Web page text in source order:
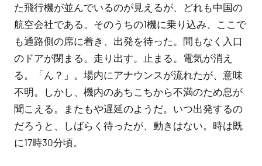
た飛行機が並んでいるのが見えるが、どれも中国の
航空会社である。そのうちの1機に乗り込み、ここで
も通路側の席に着き、出発を待った。間もなく入口
のドアが閉まる。走り出す。止まる。電気が消え
る。「ん？」。場内にアナウンスが流れたが、意味
不明。しかし、機内のあちこちから不満のため息が
聞こえる。またもや遅延のようだ。いつ出発するの
だろうと、しばらく待ったが、動きはない。時は既
に17時30分頃。